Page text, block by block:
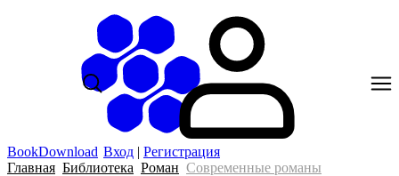
BookDownload Вход | Регистрация
Главная Библиотека Роман Современные романы